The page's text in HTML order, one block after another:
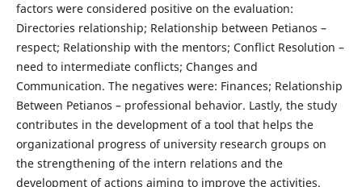
factors were considered positive on the evaluation:
Directories relationship; Relationship between Petianos –
respect; Relationship with the mentors; Conflict Resolution –
need to intermediate conflicts; Changes and
Communication. The negatives were: Finances; Relationship
Between Petianos – professional behavior. Lastly, the study
contributes in the development of a tool that helps the
organizational progress of university research groups on
the strengthening of the intern relations and the
development of actions aiming to improve the activities.